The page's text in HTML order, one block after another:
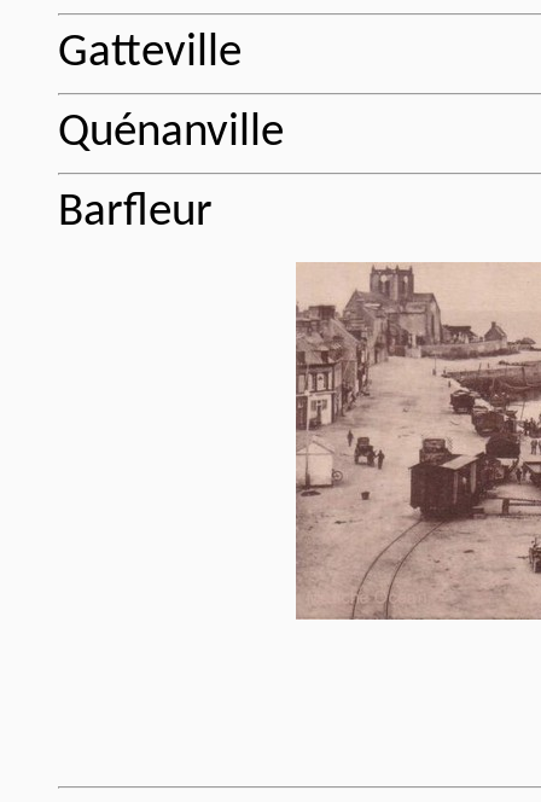
Gatteville
Quénanville
Barfleur